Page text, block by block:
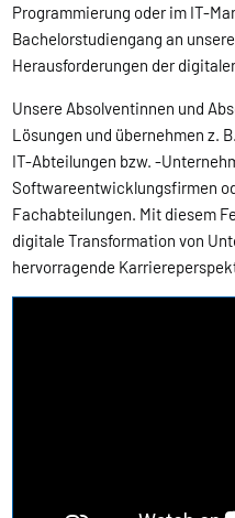
Programmierung oder im IT-
Bachelorstudiengang an
Herausforderungen der
Unsere Absolventinnen und
Lösungen und übernehmen z.
IT-Abteilungen bzw. -
Softwareentwicklungsfirmen
Fachabteilungen. Mit diesem
digitale Transformation von
hervorragende